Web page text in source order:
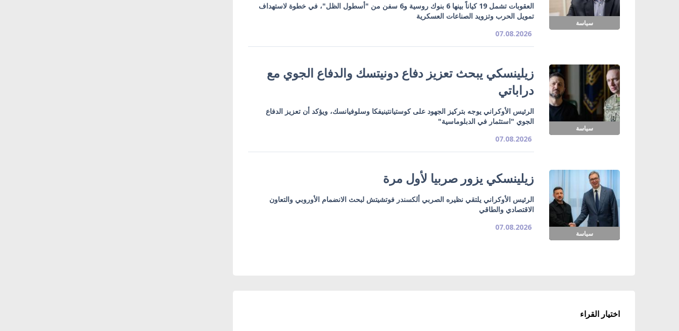
سياسة
العقوبات تشمل 19 كياناً بينها 6 بنوك روسية و6 سفن من "أسطول الظل"، في خطوة لاستهداف
تمويل الحرب وتزويد الصناعات العسكرية
07.08.2026
سياسة
زيلينسكي يبحث تعزيز دفاع دونيتسك والدفاع الجوي مع
دراباتي
الرئيس الأوكراني يوجه بتركيز الجهود على كوستيانتينيفكا وسلوفيانسك، ويؤكد أن تعزيز الدفاع
الجوي "استثمار في الدبلوماسية"
07.08.2026
سياسة
زيلينسكي يزور صربيا لأول مرة
الرئيس الأوكراني يلتقي نظيره الصربي ألكسندر فوتشيتش لبحث الانضمام الأوروبي والتعاون
الاقتصادي والطاقي
07.08.2026
اختيار القراء